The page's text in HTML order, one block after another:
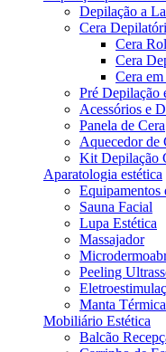
Depilação a
Cera
Cera
Cera
Cera
Pré Depilação
Acessórios e
Panela de Cera
Aquecedor de
Kit Depilação
Aparatologia estética
Equipamentos
Sauna Facial
Lupa Estética
Massajador
Peeling
Manta Térmica
Mobiliário Estética
Balcão